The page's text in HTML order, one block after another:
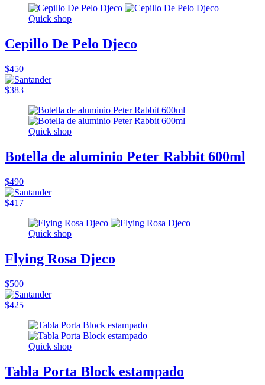
Quick shop
Cepillo De Pelo Djeco
$450
$383
Quick shop
Botella de aluminio Peter Rabbit 600ml
$490
$417
Quick shop
Flying Rosa Djeco
$500
$425
Quick shop
Tabla Porta Block estampado